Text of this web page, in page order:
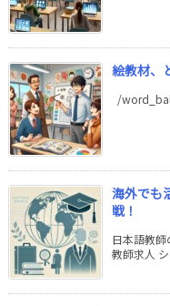
絵教材、
/
海外でも
戦！
日本語教
教師求人